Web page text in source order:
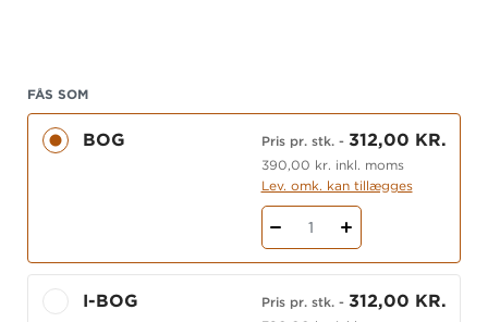
forslag til konkrete opgaver, du kan løse i praksis
og som hjælper dig til at nå målene. I alle kapitler
er der opgaver, hvor du skal arbejde med målet i
praksis, reflektere, finde ny viden og finde forslag
Der er en tæt sammenhæng mellem bogens
opgaver og indholdet i grundbøgerne til social-
og sundhedsuddannelserne fra Gyldendal. Fx skal
FÅS SOM
BOG Pris pr. stk.- 312,00 KR.
390,00 kr. inkl. moms
Lev. omk. kan tillægges
1
I-BOG Pris pr. stk.- 312,00 KR.